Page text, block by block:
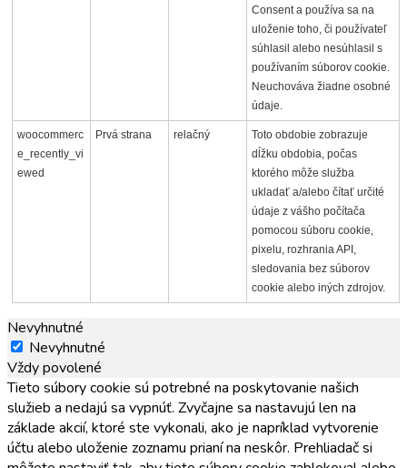
Consent a používa sa na
uloženie toho, či používateľ
súhlasil alebo nesúhlasil s
používaním súborov cookie.
Neuchováva žiadne osobné
údaje.
woocommerc
e_recently_vi
ewed
Prvá strana relačný
Toto obdobie zobrazuje
dĺžku obdobia, počas
ktorého môže služba
ukladať a/alebo čítať určité
údaje z vášho počítača
pomocou súboru cookie,
pixelu, rozhrania API,
sledovania bez súborov
cookie alebo iných zdrojov.
Nevyhnutné
Nevyhnutné
Vždy povolené
Tieto súbory cookie sú potrebné na poskytovanie našich
služieb a nedajú sa vypnúť. Zvyčajne sa nastavujú len na
základe akcií, ktoré ste vykonali, ako je napríklad vytvorenie
účtu alebo uloženie zoznamu prianí na neskôr. Prehliadač si